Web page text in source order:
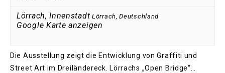
Lörrach, Innenstadt Lörrach, Deutschland
Google Karte anzeigen
Die Ausstellung zeigt die Entwicklung von Graffiti und
Street Art im Dreiländereck. Lörrachs „Open Bridge“…